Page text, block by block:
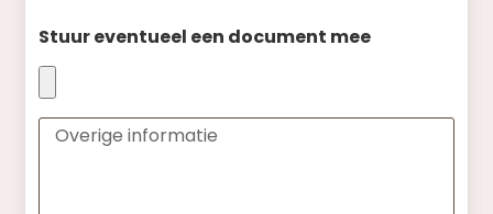
Stuur eventueel een document mee